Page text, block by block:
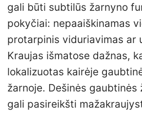
gali būti subtilūs žarnyno
pokyčiai: nepaaiškinamas
protarpinis viduriavimas ar
Kraujas išmatose dažnas,
lokalizuotas kairėje
žarnoje. Dešinės gaubtinės
gali pasireikšti